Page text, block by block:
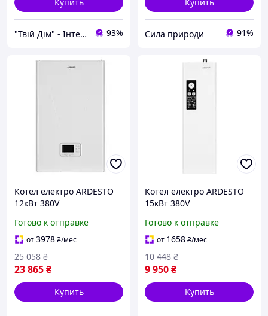
"Твій Дім" - Інтернет-гіпермаркет 93% Сила природи 91%
Котел електро ARDESTO
12кВт 380V
програмований
Готово к отправке
от3978₴/мес
23 865₴
25 058 ₴
Купить
Котел електро ARDESTO
15кВт 380V
Готово к отправке
от 1658₴/мес
9 950₴
10 448 ₴
Купить